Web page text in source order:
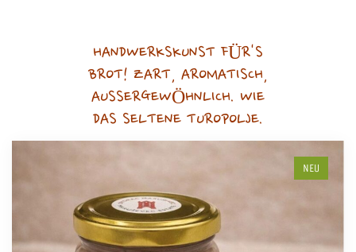
HANDWERKSKUNST FÜR'S
BROT! ZART, AROMATISCH,
AUSSERGEWÖHNLICH. WIE
DAS SELTENE TUROPOLJE.
NEU